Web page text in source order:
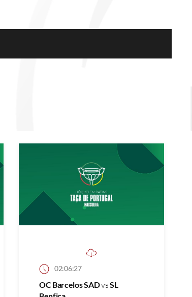
02:06:27
OC Barcelos SADvsSL